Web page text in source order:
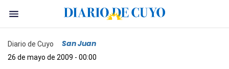
Diario de Cuyo San Juan
26 de mayo de 2009 - 00:00